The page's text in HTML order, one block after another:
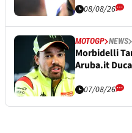
08/08/26
MOTOGP NEWS
Morbidelli
Aruba.it
07/08/26